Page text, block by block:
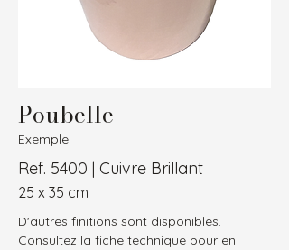
Poubelle
Exemple
Ref. 5400 | Cuivre Brillant
25 x 35 cm
D'autres finitions sont disponibles.
Consultez la fiche technique pour en